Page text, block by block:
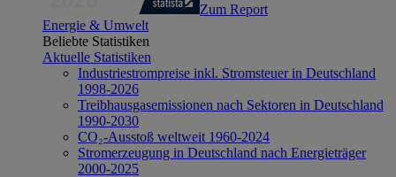
Zum Report
Energie & Umwelt
Beliebte Statistiken
Aktuelle Statistiken
Industriestrompreise inkl. Stromsteuer in Deutschland
1998-2026
Treibhausgasemissionen nach Sektoren in Deutschland
1990-2030
CO₂-Ausstoß weltweit 1960-2024
Stromerzeugung in Deutschland nach Energieträger
2000-2025